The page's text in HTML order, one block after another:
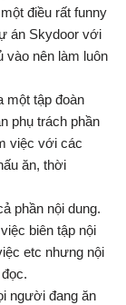
điều rất funny
án Skydoor với
vào nên làm luôn
một tập đoàn
phụ trách phần
việc với các
ăn, thời
phần nội dung.
biên tập nội
etc nhưng nội
người đang ăn